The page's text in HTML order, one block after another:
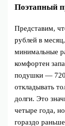
Поэтапный
Представим,
рублей в
минимальные
комфортен
подушки — 720
откладывать
долги. Это
четыре года,
гораздо